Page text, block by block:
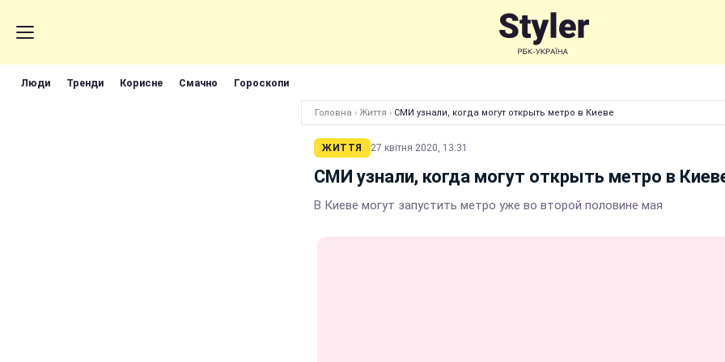
Люди Тренди Корисне Смачно Гороскопи
Головна › Життя › СМИ узнали, когда могут открыть метро в Киеве
ЖИТТЯ 27 квітня 2020, 13:31
СМИ узнали, когда могут открыть метро в
В Киеве могут запустить метро уже во второй половине мая